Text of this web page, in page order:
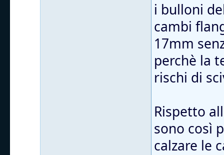
i bulloni
cambi
17mm
perchè la
rischi di
Rispetto
sono così
calzare le